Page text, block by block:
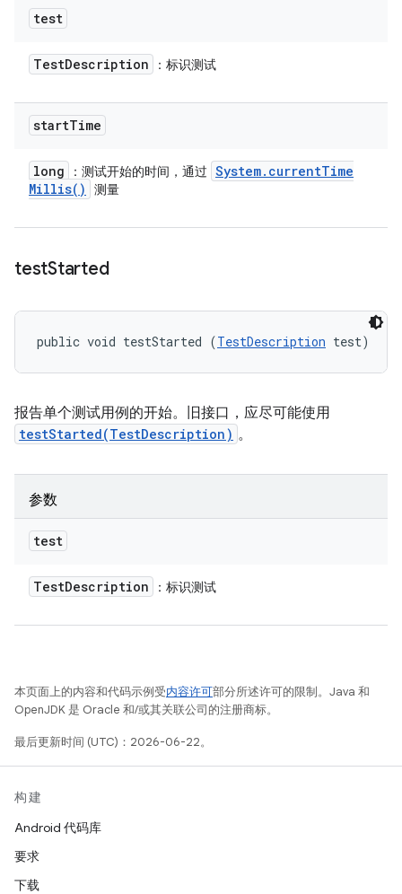
test
TestDescription ：标识测试
startTime
long ：测试开始的时间，通过 System. currentTime
Millis( ) 测量
testStarted
public void testStarted (TestDescription test)
报告单个测试用例的开始。旧接口，应尽可能使用
testStarted(TestDescription) 。
参数
test
TestDescription ：标识测试
本页面上的内容和代码示例受内容许可部分所述许可的限制。Java 和
OpenJDK 是 Oracle 和/或其关联公司的注册商标。
最后更新时间 (UTC)：2026-06-22。
构建
Android 代码库
要求
下载